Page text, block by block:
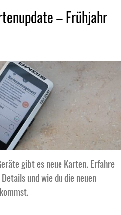
– Frühjahr
gibt es neue Karten. Erfahre
und wie du die neuen